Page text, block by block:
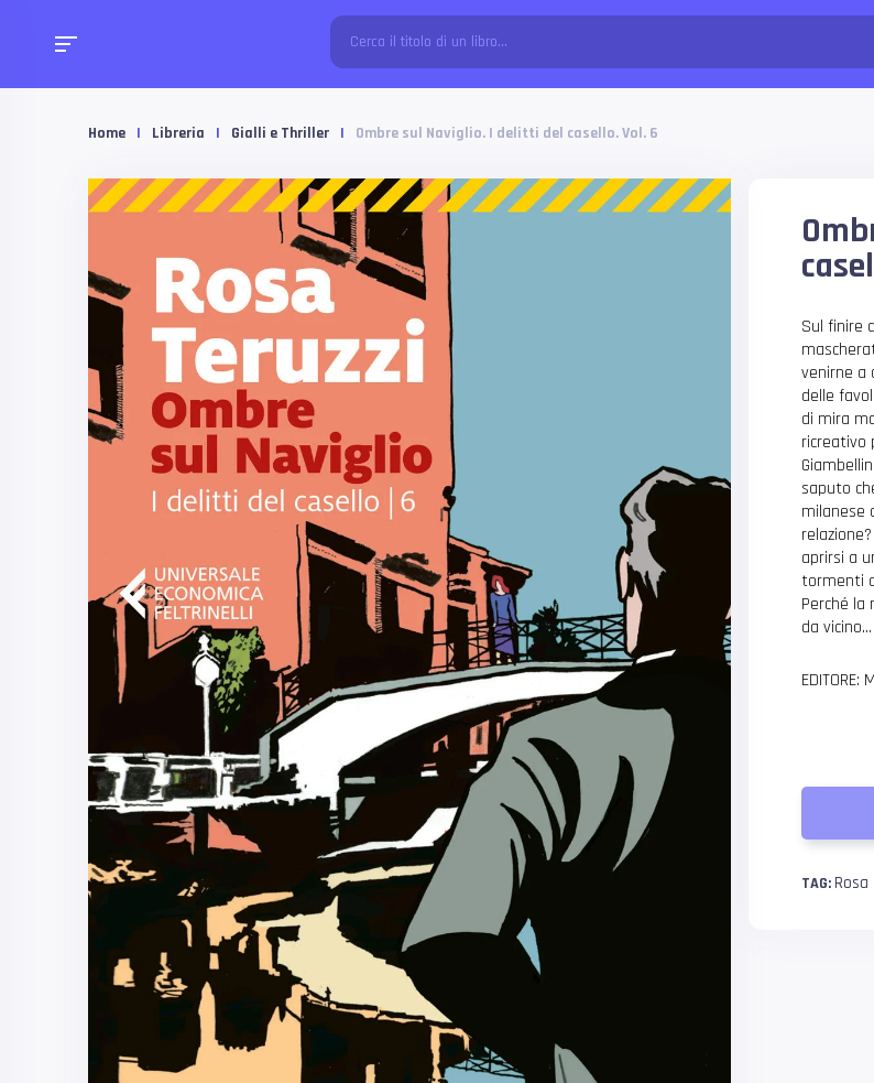
Home | Libreria | Gialli e Thriller | Ombre sul Naviglio. I delitti del casello. Vol. 6
Sul finire
venirne a
delle
di mira
ricreativo
saputo
milanese
aprirsi a
tormenti
Perché la
da vicino…
EDITORE:
TAG:Rosa